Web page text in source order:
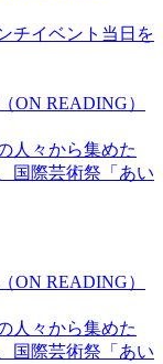
チイベント当日を
ON READING）
人々から集めた
国際芸術祭「あい
ON READING）
人々から集めた
国際芸術祭「あい